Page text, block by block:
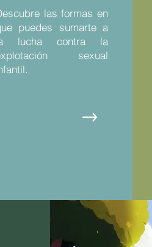
las formas en
puedes sumarte a
lucha contra la
sexual